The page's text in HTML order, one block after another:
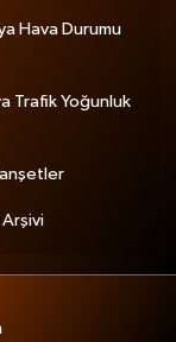
Hava Durumu
Trafik Yoğunluk